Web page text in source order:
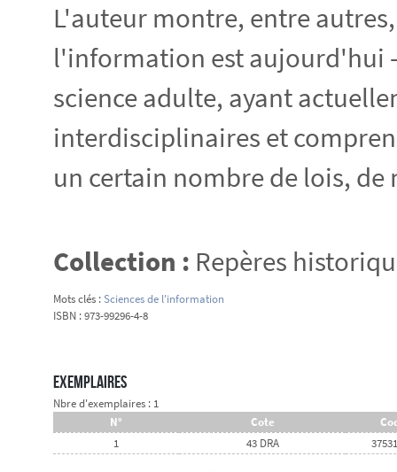
L'auteur montre, entre
l'information est aujourd'hui
science adulte, ayant
interdisciplinaires et
un certain nombre de lois, de
Collection : Repères
Mots clés :Sciences de l'information
ISBN : 973-99296-4-8
Exemplaires
Nbre d'exemplaires : 1
N°
Cote
1
43 DRA